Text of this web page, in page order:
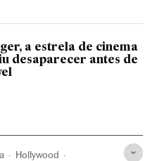
a estrela de cinema
desaparecer antes de
Hollywood